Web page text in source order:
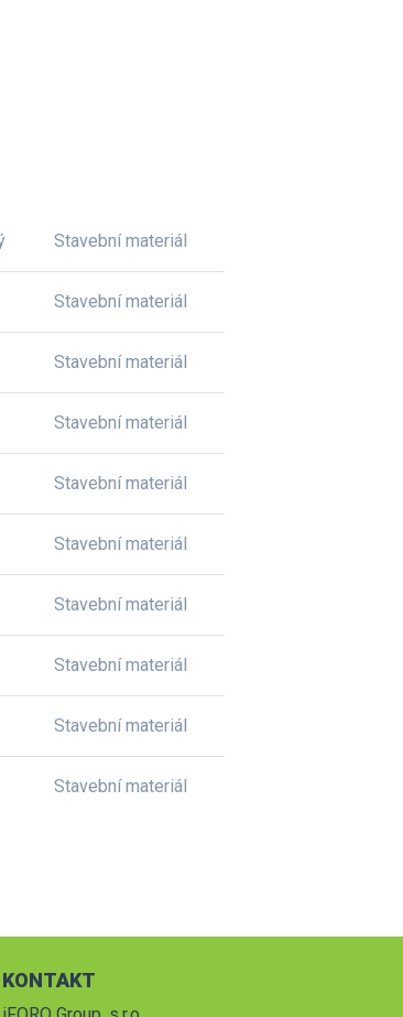
Stavební materiál
Stavební materiál
Stavební materiál
Stavební materiál
Stavební materiál
Stavební materiál
Stavební materiál
Stavební materiál
Stavební materiál
Stavební materiál
KONTAKT